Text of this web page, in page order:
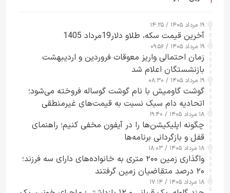
۱۹ مرداد ۱۴۰۵ / ۱۴:۲۵
آخرین قیمت سکه، طلاو دلار19مرداد 1405
۱۹ مرداد ۱۴۰۵ / ۰۹:۵۶
زمان احتمالی واریز معوقات فروردین و اردیبهشت
بازنشستگان اعلام شد
۱۹ مرداد ۱۴۰۵ / ۰۸:۳۰
گوشت گاومیش با نام گوشت گوساله فروخته می‌شود؛
اتحادیه دام سبک نسبت به قیمت‌های غیرمنطقی
هشدار داد
۱۸ مرداد ۱۴۰۵ / ۱۹:۴۰
چگونه اپلیکیشن‌ها را در آیفون مخفی کنیم؛ راهنمای
قفل و بازگردانی برنامه‌ها
۱۸ مرداد ۱۴۰۵ / ۱۸:۰۳
واگذاری زمین ۲۰۰ متری به خانواده‌های دارای سه فرزند؛
۲۰ درصد متقاضیان زمین گرفتند
۱۸ مرداد ۱۴۰۵ / ۱۷:۱۴